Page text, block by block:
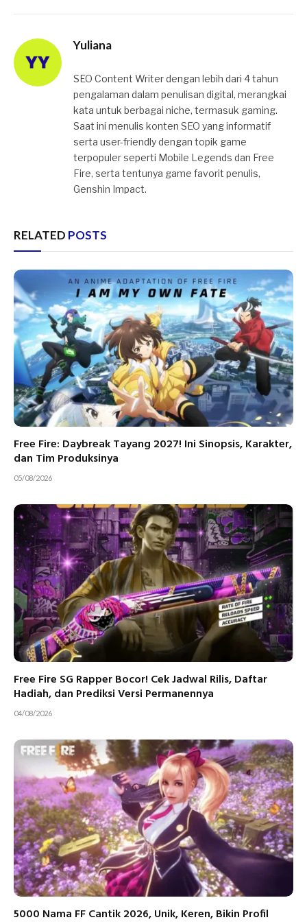
Yuliana
SEO Content Writer dengan lebih dari 4 tahun
pengalaman dalam penulisan digital, merangkai
kata untuk berbagai niche, termasuk gaming.
Saat ini menulis konten SEO yang informatif
serta user-friendly dengan topik game
terpopuler seperti Mobile Legends dan Free
Fire, serta tentunya game favorit penulis,
Genshin Impact.
RELATED POSTS
Free Fire: Daybreak Tayang 2027! Ini Sinopsis, Karakter,
dan Tim Produksinya
05/08/2026
Free Fire SG Rapper Bocor! Cek Jadwal Rilis, Daftar
Hadiah, dan Prediksi Versi Permanennya
04/08/2026
5000 Nama FF Cantik 2026, Unik, Keren, Bikin Profil